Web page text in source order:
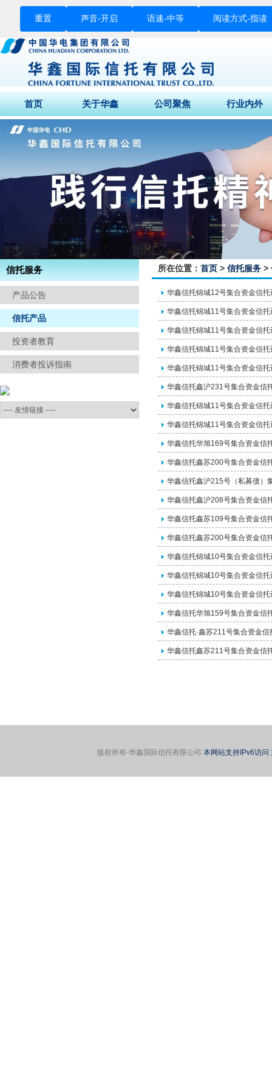
重置 声音-开启 语速-中等 阅读方式-指读
首页 关于华鑫
公司介绍
公司荣誉
股东结构
组织架构
企业文化
公司背景
公司聚焦 行业内外
行业要闻
征信专栏
信托服务
产品公告
信托产品
投资者教育
消费者投诉指南
所在位置： 首页 > 信托服务 >
华鑫信托锦城12号集合资金信
华鑫信托锦城11号集合资金信
华鑫信托锦城11号集合资金信
华鑫信托锦城11号集合资金信
华鑫信托锦城11号集合资金信
华鑫信托鑫沪231号集合资金信
华鑫信托锦城11号集合资金信
华鑫信托锦城11号集合资金信
华鑫信托华旭169号集合资金信
华鑫信托鑫苏200号集合资金信
华鑫信托鑫沪215号（私募债）
华鑫信托鑫沪208号集合资金信
华鑫信托鑫苏109号集合资金信
华鑫信托鑫苏200号集合资金信
华鑫信托锦城10号集合资金信
华鑫信托锦城10号集合资金信
华鑫信托锦城10号集合资金信
华鑫信托华旭159号集合资金信
华鑫信托·鑫苏211号集合资金
华鑫信托鑫苏211号集合资金信
版权所有-华鑫国际信托有限公司 本网站支持IPv6访